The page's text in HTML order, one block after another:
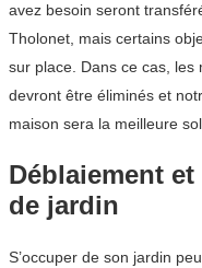
avez besoin seront
Tholonet, mais certains
sur place. Dans ce cas,
devront être éliminés et
maison sera la meilleure
Déblaiement
de jardin
S’occuper de son jardin